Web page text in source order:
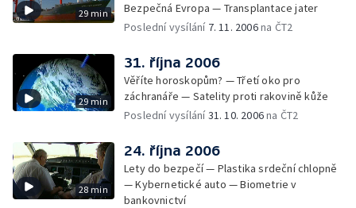
29 min
Bezpečná Evropa — Transplantace jater
Poslední vysílání 7. 11. 2006na ČT2
29 min
31. října 2006
Věříte horoskopům? — Třetí oko pro
záchranáře — Satelity proti rakovině kůže
Poslední vysílání31. 10. 2006na ČT2
28 min
24. října 2006
Lety do bezpečí — Plastika srdeční chlopně
— Kybernetické auto — Biometrie v
bankovnictví